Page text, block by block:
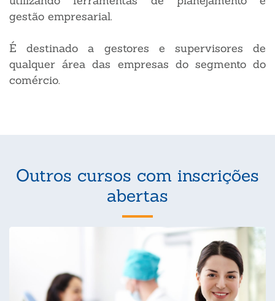
gestão empresarial.
É destinado a gestores e supervisores de
qualquer área das empresas do segmento do
comércio.
Outros cursos com inscrições
abertas